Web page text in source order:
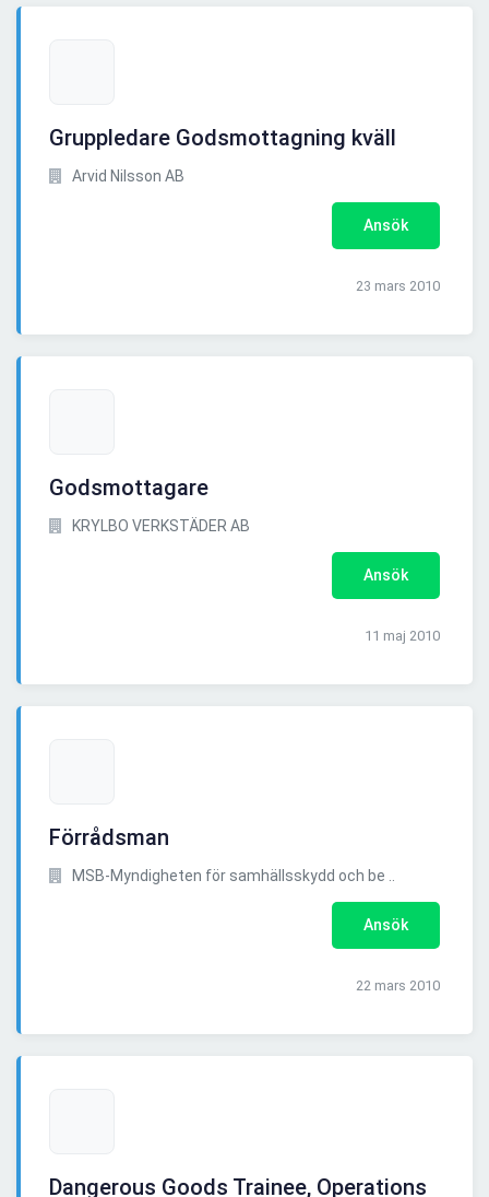
Gruppledare Godsmottagning kväll
Arvid Nilsson AB
Ansök
23 mars 2010
Godsmottagare
KRYLBO VERKSTÄDER AB
Ansök
11 maj 2010
Förrådsman
MSB-Myndigheten för samhällsskydd och be ..
Ansök
22 mars 2010
Dangerous Goods Trainee, Operations